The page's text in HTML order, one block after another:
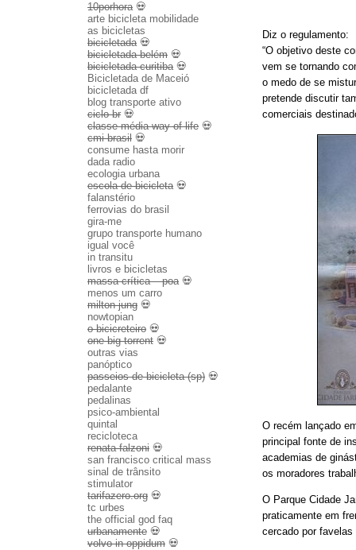
Diz o regulamento:
“O objetivo deste
vem se tornando
o medo de se
pretende discutir
comerciais
O recém lançado
principal fonte de
academias de
os moradores
O Parque Cidade
praticamente em
cercado por
10porhora💀
arte bicicleta mobilidade
as bicicletas
bicicletada💀
bicicletada belém 💀
bicicletada curitiba💀
Bicicletada de Maceió
bicicletada df
blog transporte ativo
ciclo br 💀
classe média way of life 💀
cmi brasil 💀
consume hasta morir
dada radio
ecologia urbana
escola de bicicleta💀
falanstério
ferrovias do brasil
gira-me
grupo transporte humano
igual você
in transitu
livros e bicicletas
massa crítica – poa💀
menos um carro
milton jung 💀
nowtopian
o bicicreteiro 💀
one big torrent 💀
outras vias
panóptico
passeios de bicicleta (sp) 💀
pedalante
pedalinas
psico-ambiental
quintal
recicloteca
renata falzoni 💀
san francisco critical mass
sinal de trânsito
stimulator
tarifazero.org 💀
tc urbes
the official god faq
urbanamente 💀
volvo in oppidum 💀